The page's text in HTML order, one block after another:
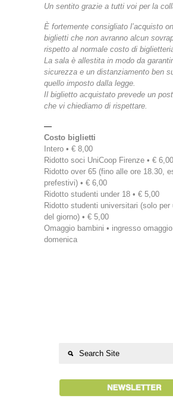
Un sentito grazie a tutti voi per la
È fortemente consigliato l’acquisto
biglietti che non avranno alcun
rispetto al normale costo di
La sala è allestita in modo da
sicurezza e un distanziamento ben
quello imposto dalla legge.
Il biglietto acquistato prevede un
che vi chiediamo di rispettare.
—
Costo biglietti
Intero • € 8,00
Ridotto soci UniCoop Firenze • € 6,00
Ridotto over 65 (fino alle ore 18.30,
prefestivi) • € 6,00
Ridotto studenti under 18 • € 5,00
Ridotto studenti universitari (solo per
del giorno) • € 5,00
Omaggio bambini • ingresso
domenica